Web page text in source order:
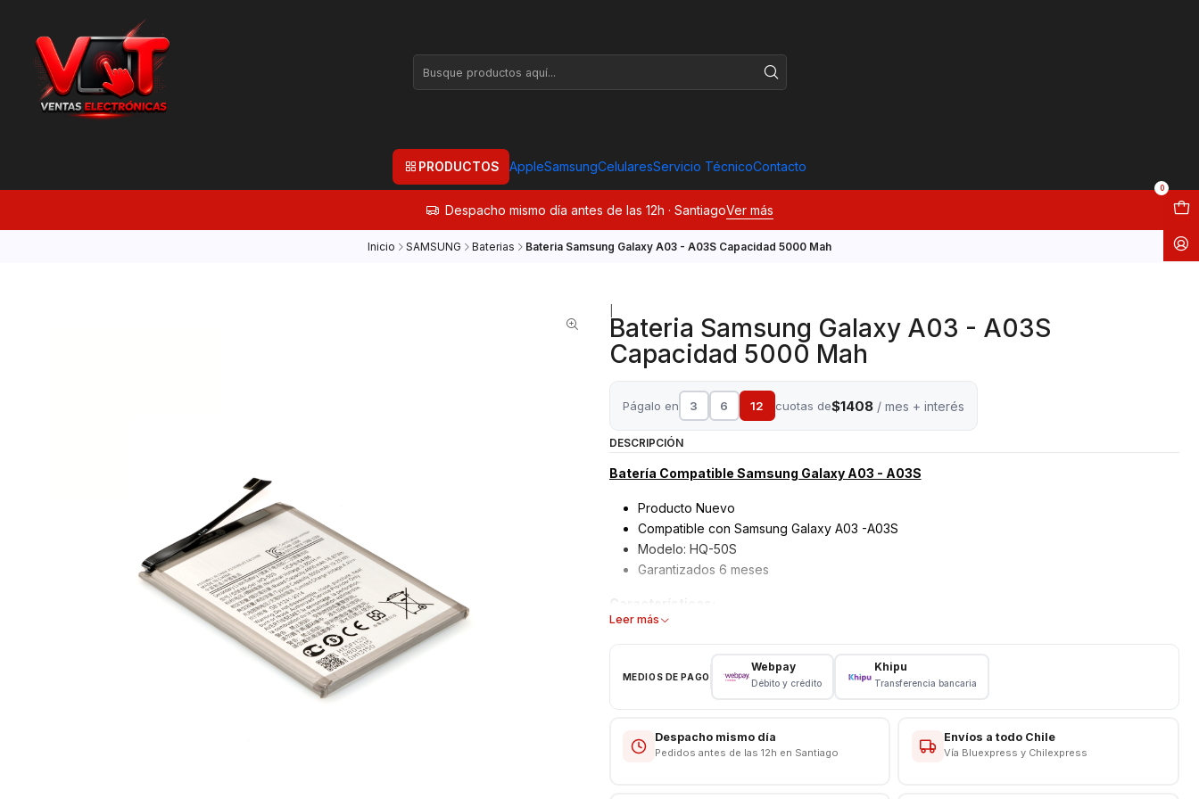
PRODUCTOS AppleSamsungCelularesServicio TécnicoContacto
0
Despacho mismo día antes de las 12h · SantiagoVer más
Inicio SAMSUNG Baterias Bateria Samsung Galaxy A03 - A03S Capacidad 5000 Mah
Bateria Samsung Galaxy A03 - A03S
Capacidad 5000 Mah
Págalo en 3 6 12 cuotas de$1408/ mes + interés
DESCRIPCIÓN
Batería Compatible Samsung Galaxy A03 - A03S
Producto Nuevo
Compatible con Samsung Galaxy A03 -A03S
Modelo: HQ-50S
Garantizados 6 meses
Modelo: HQ-50S
"Contamos con servicio técnico especializado para la instalación de todos nuestros
Leer más
MEDIOS DE PAGO
Webpay
Débito y crédito
Khipu
Transferencia bancaria
Despacho mismo día
Pedidos antes de las 12h en Santiago
Envíos a todo Chile
Vía Bluexpress y Chilexpress